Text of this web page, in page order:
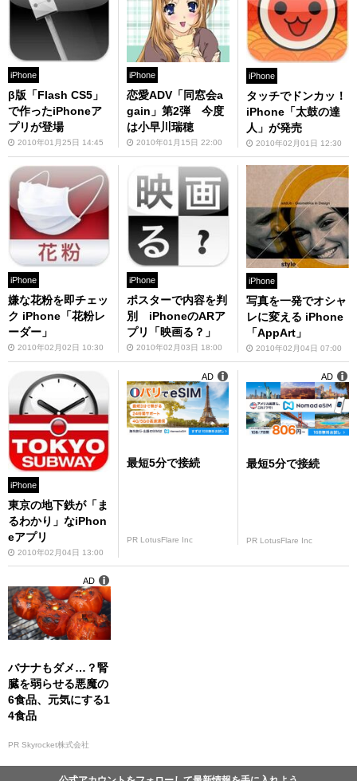
iPhone
β版「Flash CS5」
で作ったiPhoneア
プリが登場
2010年01月25日 14:45
iPhone
恋愛ADV「同窓会a
gain」第2弾 今度
は小早川瑞穂
2010年01月15日 22:00
iPhone
タッチでドンカッ！
iPhone「太鼓の達
人」が発売
2010年02月01日 12:30
iPhone
嫌な花粉を即チェッ
ク iPhone「花粉レ
ーダー」
2010年02月02日 10:30
iPhone
ポスターで内容を判
別 iPhoneのARア
プリ「映画る？」
2010年02月03日 18:00
iPhone
写真を一発でオシャ
レに変える iPhone
「AppArt」
2010年02月04日 07:00
iPhone
東京の地下鉄が「ま
るわかり」なiPhon
eアプリ
2010年02月04日 13:00
最短5分で接続
PR LotusFlare Inc
AD
最短5分で接続
PR LotusFlare Inc
AD
バナナもダメ…？腎
臓を弱らせる悪魔の
6食品、元気にする1
4食品
PR Skyrocket株式会社
AD